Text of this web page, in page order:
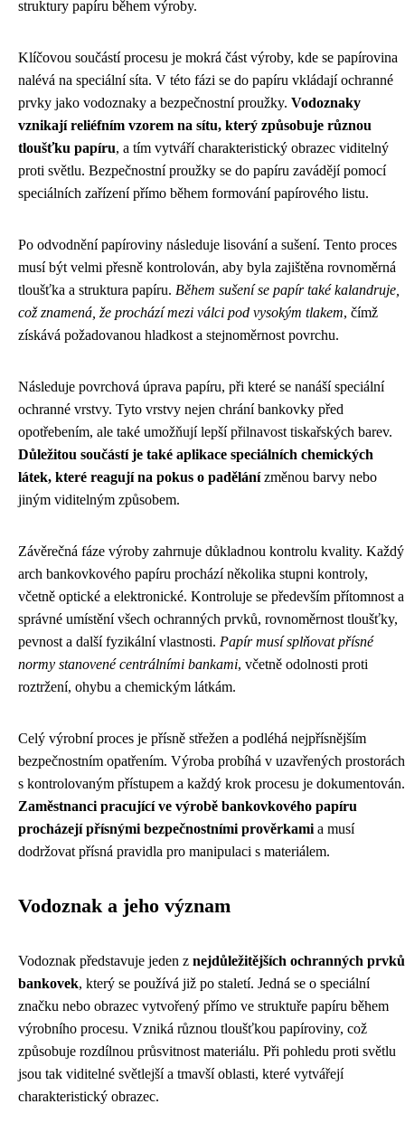
struktury papíru během výroby.
Klíčovou součástí procesu je mokrá část výroby, kde se papírovina
nalévá na speciální síta. V této fázi se do papíru vkládají ochranné
prvky jako vodoznaky a bezpečnostní proužky. Vodoznaky
vznikají reliéfním vzorem na sítu, který způsobuje různou
tloušťku papíru, a tím vytváří charakteristický obrazec viditelný
proti světlu. Bezpečnostní proužky se do papíru zavádějí pomocí
speciálních zařízení přímo během formování papírového listu.
Po odvodnění papíroviny následuje lisování a sušení. Tento proces
musí být velmi přesně kontrolován, aby byla zajištěna rovnoměrná
tloušťka a struktura papíru. Během sušení se papír také kalandruje,
což znamená, že prochází mezi válci pod vysokým tlakem, čímž
získává požadovanou hladkost a stejnoměrnost povrchu.
Následuje povrchová úprava papíru, při které se nanáší speciální
ochranné vrstvy. Tyto vrstvy nejen chrání bankovky před
opotřebením, ale také umožňují lepší přilnavost tiskařských barev.
Důležitou součástí je také aplikace speciálních chemických
látek, které reagují na pokus o padělánízměnou barvy nebo
jiným viditelným způsobem.
Závěrečná fáze výroby zahrnuje důkladnou kontrolu kvality. Každý
arch bankovkového papíru prochází několika stupni kontroly,
včetně optické a elektronické. Kontroluje se především přítomnost a
správné umístění všech ochranných prvků, rovnoměrnost tloušťky,
pevnost a další fyzikální vlastnosti. Papír musí splňovat přísné
normy stanovené centrálními bankami, včetně odolnosti proti
roztržení, ohybu a chemickým látkám.
Celý výrobní proces je přísně střežen a podléhá nejpřísnějším
bezpečnostním opatřením. Výroba probíhá v uzavřených prostorách
s kontrolovaným přístupem a každý krok procesu je dokumentován.
Zaměstnanci pracující ve výrobě bankovkového papíru
procházejí přísnými bezpečnostními prověrkami a musí
dodržovat přísná pravidla pro manipulaci s materiálem.
Vodoznak a jeho význam
Vodoznak představuje jeden z nejdůležitějších ochranných prvků
bankovek, který se používá již po staletí. Jedná se o speciální
značku nebo obrazec vytvořený přímo ve struktuře papíru během
výrobního procesu. Vzniká různou tloušťkou papíroviny, což
způsobuje rozdílnou průsvitnost materiálu. Při pohledu proti světlu
jsou tak viditelné světlejší a tmavší oblasti, které vytvářejí
charakteristický obrazec.